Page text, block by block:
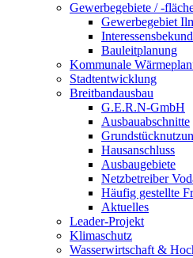
Gewerbegebiete / -
Gewerbegebiet
Bauleitplanung
Kommunale
Stadtentwicklung
Breitbandausbau
G.E.R.N-GmbH
Ausbauabschnitte
Hausanschluss
Ausbaugebiete
Netzbetreiber
Häufig gestellte
Aktuelles
Leader-Projekt
Klimaschutz
Wasserwirtschaft &